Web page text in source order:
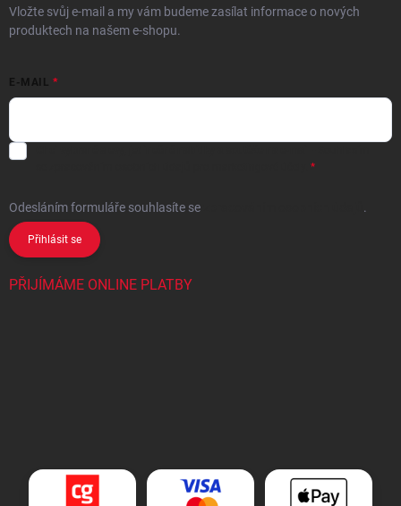
Vložte svůj e-mail a my vám budeme zasílat informace o nových
produktech na našem e-shopu.
E-MAIL
Odesláním formuláře souhlasíte se .
Přihlásit se
PŘIJÍMÁME ONLINE PLATBY